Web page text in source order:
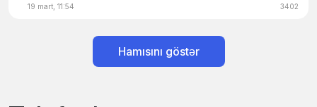
Hamısını göstər